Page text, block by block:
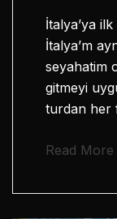
İtalya’ya
İtalya’m
seyahatim
gitmeyi
turdan her
Read More